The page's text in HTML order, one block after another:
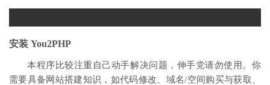
安装 You2PHP
本程序比较注重自己动手解决问题，伸手党请勿使用。你
需要具备网站搭建知识，如代码修改、域名/空间购买与获取、